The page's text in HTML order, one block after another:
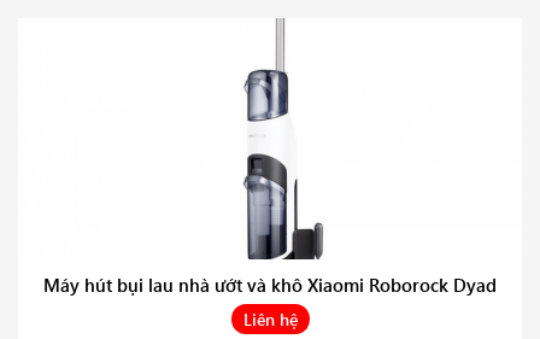
Máy hút bụi lau nhà ướt và khô Xiaomi Roborock Dyad
Liên hệ